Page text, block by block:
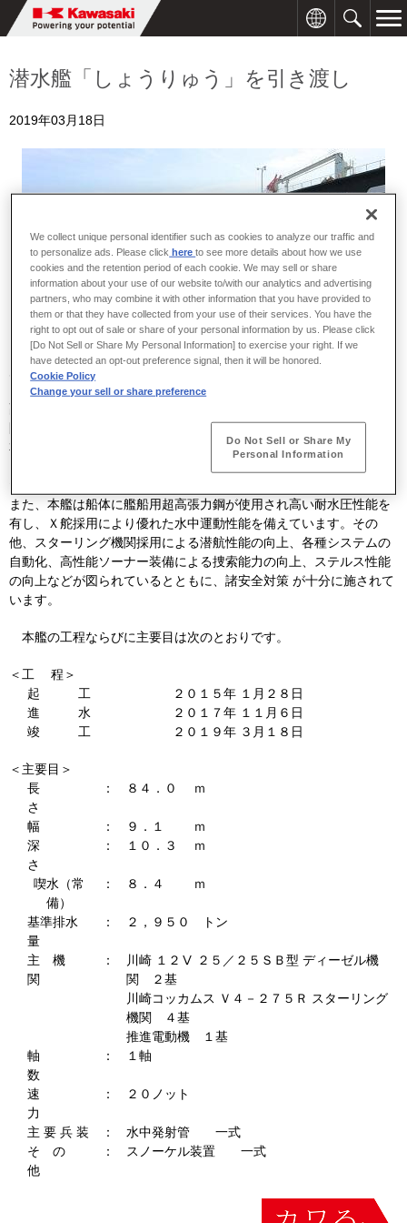
潜水艦「しょうりゅう」を引き渡し
2019年03月18日
川崎重工は、３月１８日、午前１１時３０分より神戸工場西浜岸壁
において、防衛省向け潜水艦「しょうりゅう」の引渡式を原田防衛
副大臣、村川海上幕僚長、外園防衛装備庁防衛技監をはじめとする
防衛省関係者ほかの出席のもとに行います。
本艦は、戦後当社で建造した潜水艦としては２８隻目に当たり、
また、本艦は船体に艦船用超高張力鋼が使用され高い耐水圧性能を
有し、Ｘ舵採用により優れた水中運動性能を備えています。その
他、スターリング機関採用による潜航性能の向上、各種システムの
自動化、高性能ソーナー装備による捜索能力の向上、ステルス性能
の向上などが図られているとともに、諸安全対策 が十分に施されて
います。
本艦の工程ならびに主要目は次のとおりです。
＜工 程＞
起 工
２０１５年 １月２８日
進 水
２０１７年 １１月６日
竣 工
２０１９年 ３月１８日
＜主要目＞
長
さ
： ８４．０ ｍ
幅 ：
９．１ ｍ
深
さ
： １０．３ ｍ
喫水（常
備）
： ８．４ ｍ
基準排水
量
： ２，９５０ トン
主 機
関
：
川崎 １２Ⅴ ２５／２５ＳＢ型 ディーゼル機
関 ２基
川崎コッカムス Ｖ４－２７５Ｒ スターリング
機関 ４基
推進電動機 １基
軸
数
： １軸
速
力
： ２０ノット
主 要 兵 装 ：
水中発射管 一式
そ の
他
： スノーケル装置 一式
We collect unique personal identifier such as cookies to analyze our traffic and
to personalize ads. Please click hereto see more details about how we use
cookies and the retention period of each cookie. We may sell or share
information about your use of our website to/with our analytics and advertising
partners, who may combine it with other information that you have provided to
them or that they have collected from your use of their services. You have the
right to opt out of sale or share of your personal information by us. Please click
[Do Not Sell or Share My Personal Information] to exercise your right. If we
have detected an opt-out preference signal, then it will be honored.
Cookie Policy
Change your sell or share preference
Do Not Sell or Share My
Personal Information